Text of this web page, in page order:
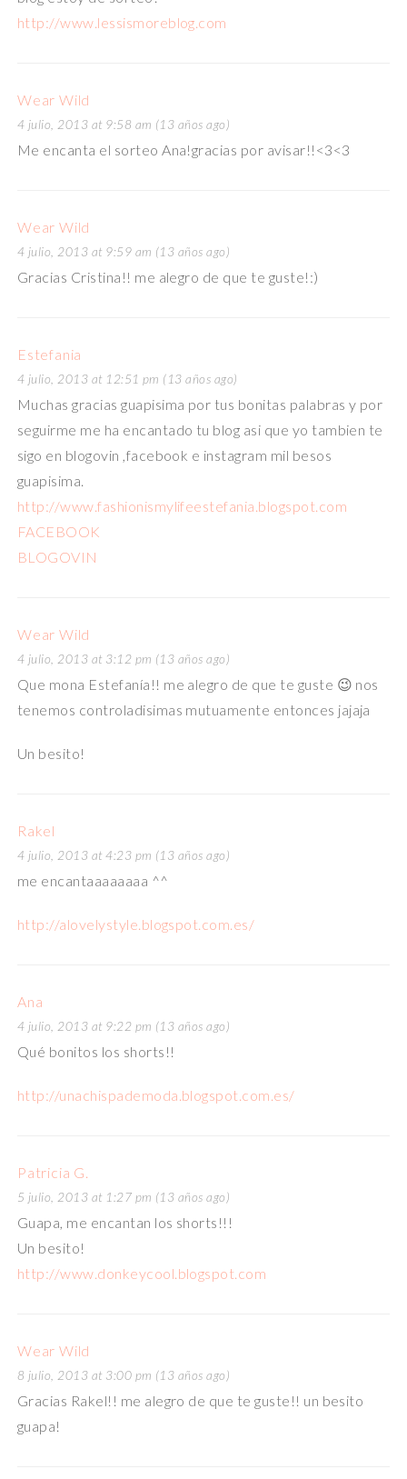
http://www.lessismoreblog.com
Wear Wild
4 julio, 2013 at 9:58 am (13 años ago)
Me encanta el sorteo Ana!gracias por avisar!!<3<3
Wear Wild
4 julio, 2013 at 9:59 am (13 años ago)
Gracias Cristina!! me alegro de que te guste!:)
Estefania
4 julio, 2013 at 12:51 pm (13 años ago)
Muchas gracias guapisima por tus bonitas palabras y por
seguirme me ha encantado tu blog asi que yo tambien te
sigo en blogovin ,facebook e instagram mil besos
guapisima.
http://www.fashionismylifeestefania.blogspot.com
FACEBOOK
BLOGOVIN
Wear Wild
4 julio, 2013 at 3:12 pm (13 años ago)
Que mona Estefanía!! me alegro de que te guste 😉 nos
tenemos controladisimas mutuamente entonces jajaja
Un besito!
Rakel
4 julio, 2013 at 4:23 pm (13 años ago)
me encantaaaaaaaa ^^
http://alovelystyle.blogspot.com.es/
Ana
4 julio, 2013 at 9:22 pm (13 años ago)
Qué bonitos los shorts!!
http://unachispademoda.blogspot.com.es/
Patricia G.
5 julio, 2013 at 1:27 pm (13 años ago)
Guapa, me encantan los shorts!!!
Un besito!
http://www.donkeycool.blogspot.com
Wear Wild
8 julio, 2013 at 3:00 pm (13 años ago)
Gracias Rakel!! me alegro de que te guste!! un besito
guapa!